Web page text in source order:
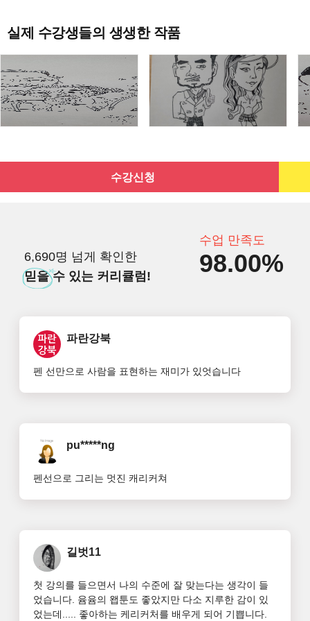
실제 수강생들의 생생한 작품
수강신청
6,690명 넘게 확인한
믿을수 있는 커리큘럼!
수업 만족도
98.00%
파란강북
펜 선만으로 사람을 표현하는 재미가 있엇습니다
pu*****ng
펜선으로 그리는 멋진 캐리커쳐
길벗11
첫 강의를 들으면서 나의 수준에 잘 맞는다는 생각이 들
었습니다. 윰윰의 왭툰도 좋았지만 다소 지루한 감이 있
었는데..... 좋아하는 케리커처를 배우게 되어 기쁩니다.